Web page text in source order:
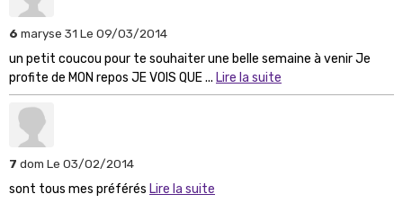
6 maryse 31 Le 09/03/2014
un petit coucou pour te souhaiter une belle semaine à venir Je
profite de MON repos JE VOIS QUE ... Lire la suite
7 dom Le 03/02/2014
sont tous mes préférés Lire la suite